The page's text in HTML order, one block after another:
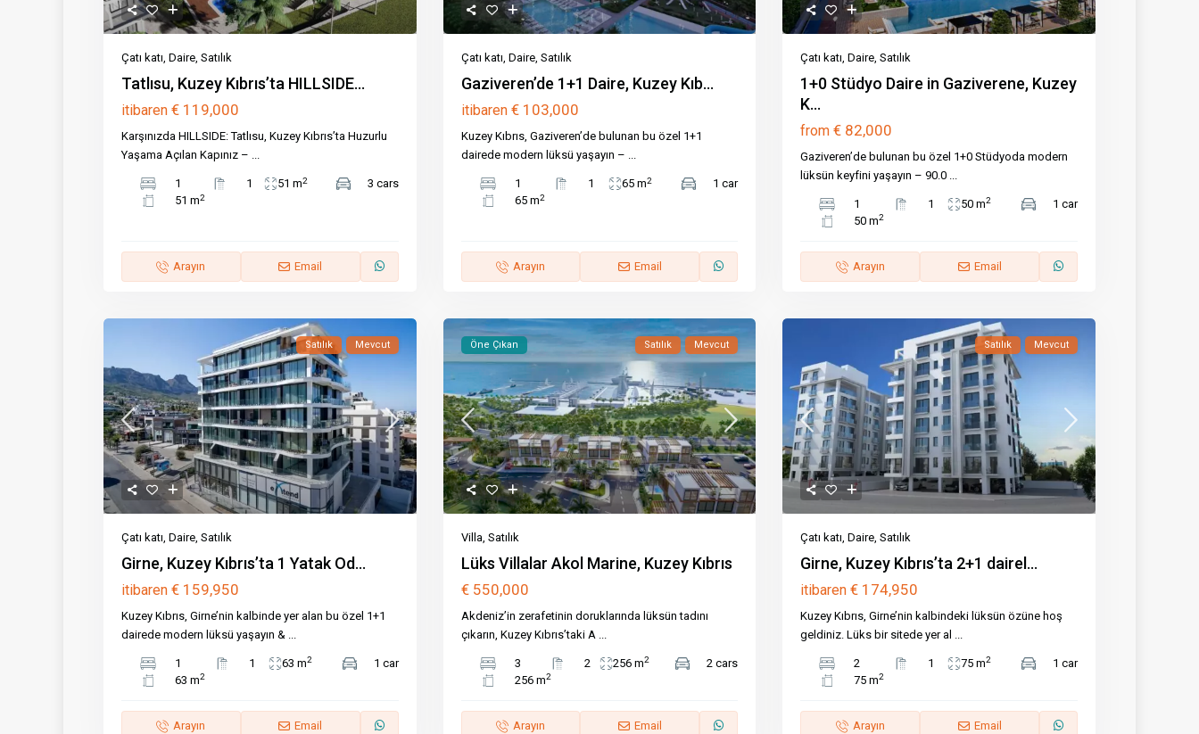
Çatı katı, Daire, Satılık
Tatlısu, Kuzey Kıbrıs’ta HILLSIDE...
itibaren € 119,000
Karşınızda HILLSIDE: Tatlısu, Kuzey Kıbrıs’ta Huzurlu
Yaşama Açılan Kapınız – ...
1 1 51 m2
3 cars
51 m2
Arayın Email
Çatı katı, Daire, Satılık
Gaziveren’de 1+1 Daire, Kuzey Kıb...
itibaren€ 103,000
Kuzey Kıbrıs, Gaziveren’de bulunan bu özel 1+1
dairede modern lüksü yaşayın – ...
1 1 65 m2
1 car
65 m2
Arayın Email
Çatı katı,Daire,Satılık
1+0 Stüdyo Daire in Gaziverene, Kuzey
K...
from € 82,000
Gaziveren’de bulunan bu özel 1+0 Stüdyoda modern
lüksün keyfini yaşayın – 90.0 ...
1 1 50 m2
1 car
50 m2
Arayın Email
Satılık Mevcut
Çatı katı, Daire, Satılık
Girne, Kuzey Kıbrıs’ta 1 Yatak Od...
itibaren € 159,950
Kuzey Kıbrıs, Girne’nin kalbinde yer alan bu özel 1+1
dairede modern lüksü yaşayın & ...
1 1 63 m2
1 car
63 m2
Arayın Email
Öne Çıkan Satılık Mevcut
Villa, Satılık
Lüks Villalar Akol Marine, Kuzey Kıbrıs
€ 550,000
Akdeniz’in zerafetinin doruklarında lüksün tadını
çıkarın, Kuzey Kıbrıs’taki A ...
3 2 256 m2
2 cars
256 m2
Arayın Email
Satılık Mevcut
Çatı katı,Daire,Satılık
Girne, Kuzey Kıbrıs’ta 2+1 dairel...
itibaren € 174,950
Kuzey Kıbrıs, Girne’nin kalbindeki lüksün özüne hoş
geldiniz. Lüks bir sitede yer al ...
2 1 75 m2
1 car
75 m2
Arayın Email